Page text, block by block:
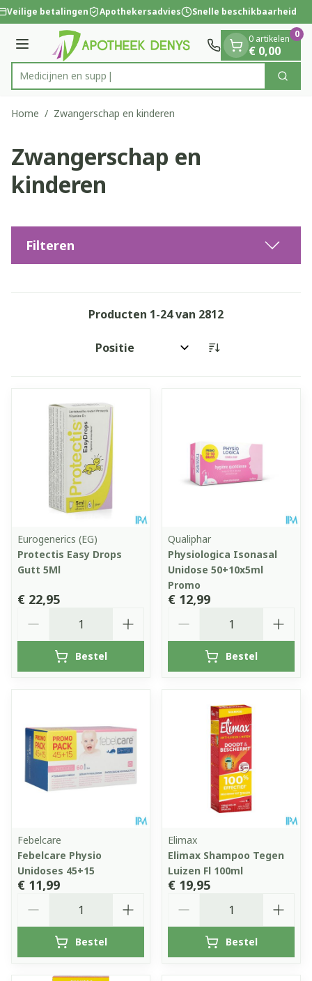
Ga naar de inhoud
1 van 1
Veilige betalingen Apothekersadvies Snelle beschikbaarheid
Menu
Product, merk, categorie... Zoek
0 artikelen
€ 0,00
0
Home / Zwangerschap en kinderen
Zwangerschap en
kinderen
Filteren
Producten 1-24van 2812
Sorteer op:
Eurogenerics (EG)
Protectis Easy Drops
Gutt 5Ml
€ 22,95
Bestel
Qualiphar
Physiologica Isonasal
Unidose 50+10x5ml
Promo
€ 12,99
Bestel
Febelcare
Febelcare Physio
Unidoses 45+15
€ 11,99
Bestel
Elimax
Elimax Shampoo Tegen
Luizen Fl 100ml
€ 19,95
Bestel